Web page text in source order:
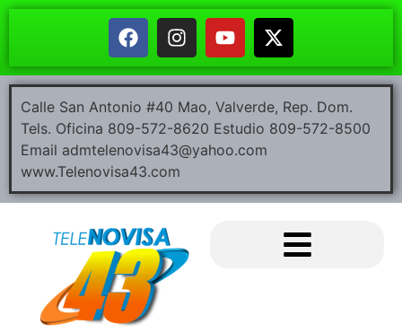
Calle San Antonio #40 Mao, Valverde, Rep. Dom.
Tels. Oficina 809-572-8620 Estudio 809-572-8500
Email admtelenovisa43@yahoo.com
www.Telenovisa43.com